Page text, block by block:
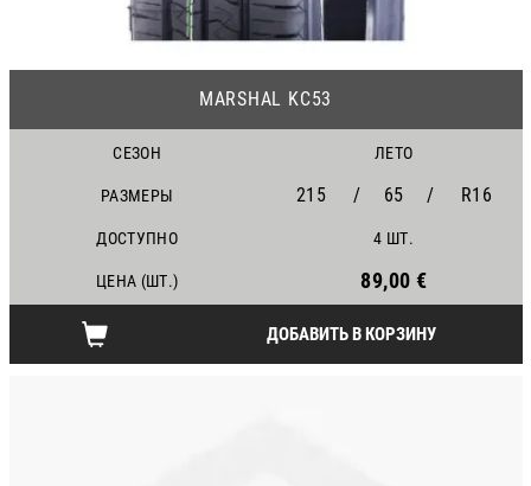
MARSHAL KC53
СЕЗОН ЛЕТО
РАЗМЕРЫ 215 / 65 / R16
ДОСТУПНО 4 ШТ.
ЦЕНА (ШТ.) 89,00 €
ДОБАВИТЬ В КОРЗИНУ